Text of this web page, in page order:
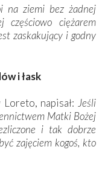
na ziemi bez żadnej
częściowo ciężarem
zaskakujący i godny
i łask
napisał: Jeśli
Matki Bożej
i tak dobrze
zajęciem kogoś, kto